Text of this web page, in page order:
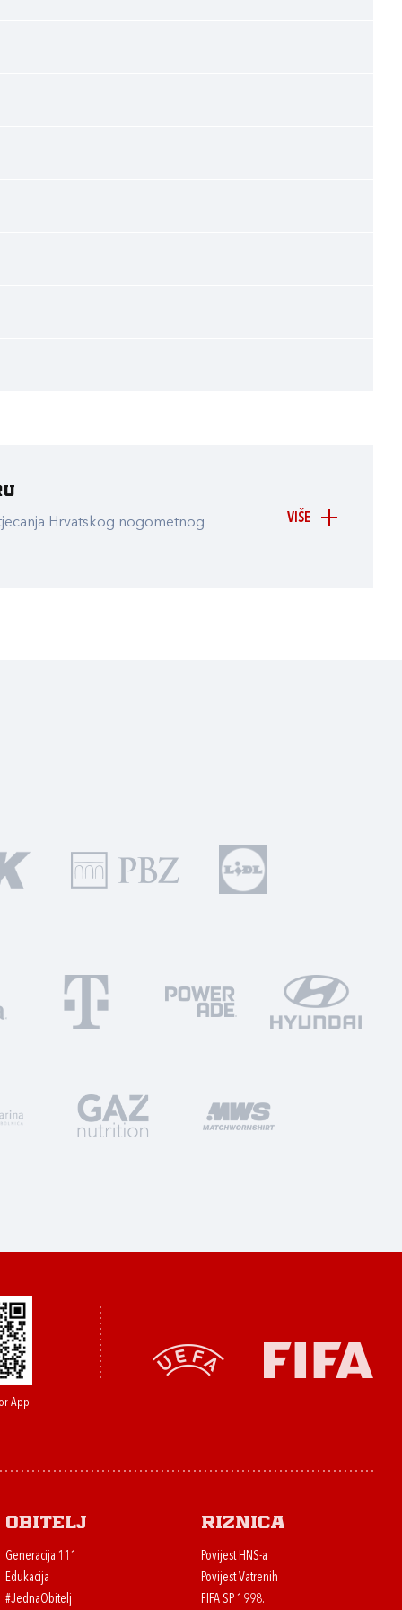
VIŠE
Hrvatskog nogometnog
App
Obitelj
Generacija 111
Edukacija
#JednaObitelj
Riznica
Povijest HNS-a
Povijest Vatrenih
FIFA SP 1998.